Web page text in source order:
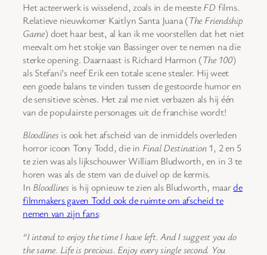
Het acteerwerk is wisselend, zoals in de meesteFD films.
Relatieve nieuwkomer Kaitlyn Santa Juana (The Friendship
Game) doet haar best, al kan ik me voorstellen dat het niet
meevalt om het stokje van Bassinger over te nemen na die
sterke opening. Daarnaast is Richard Harmon (The 100)
als Stefani’s neef Erik een totale scene stealer. Hij weet
een goede balans te vinden tussen de gestoorde humor en
de sensitieve scènes. Het zal me niet verbazen als hij één
van de populairste personages uit de franchise wordt!
Bloodlines is ook het afscheid van de inmiddels overleden
horror icoon Tony Todd, die in Final Destination1, 2 en 5
te zien was als lijkschouwer William Bludworth, en in 3 te
horen was als de stem van de duivel op de kermis.
In Bloodlines is hij opnieuw te zien als Bludworth, maarde
filmmakers gaven Todd ook de ruimte om afscheid te
nemen van zijn fans:
“I intend to enjoy the time I have left. And I suggest you do
the same. Life is precious. Enjoy every single second. You